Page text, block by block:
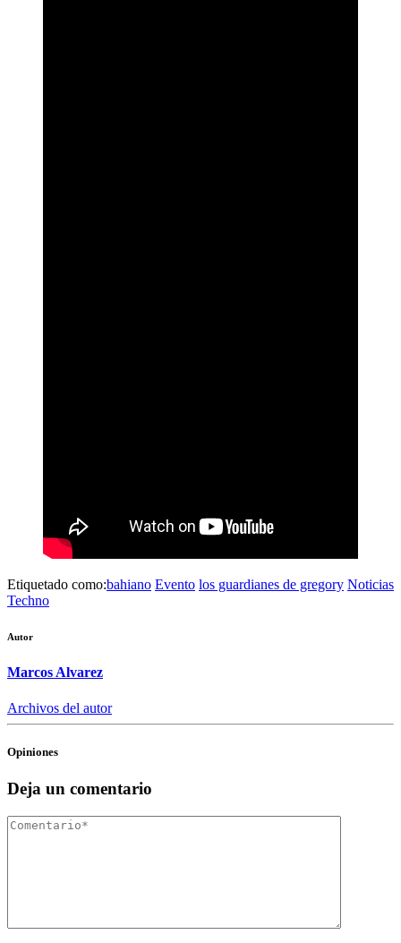
Etiquetado como:bahiano Evento los guardianes de gregory Noticias
Techno
Autor
Marcos Alvarez
Archivos del autor
Opiniones
Deja un comentario